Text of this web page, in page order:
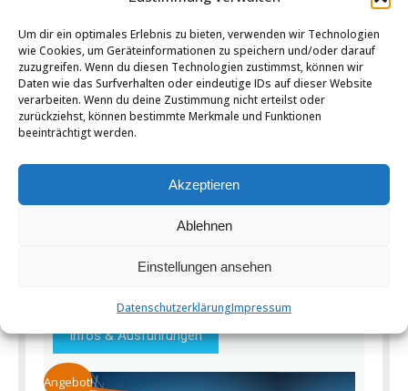
Um dir ein optimales Erlebnis zu bieten, verwenden wir Technologien
wie Cookies, um Geräteinformationen zu speichern und/oder darauf
zuzugreifen. Wenn du diesen Technologien zustimmst, können wir
Daten wie das Surfverhalten oder eindeutige IDs auf dieser Website
verarbeiten. Wenn du deine Zustimmung nicht erteilst oder
zurückziehst, können bestimmte Merkmale und Funktionen
beeinträchtigt werden.
Akzeptieren
Ablehnen
Einstellungen ansehen
DatenschutzerklärungImpressum
GPS-Tracker Battery
Standard (GL505) & GPS-
Tracking Viehortung Basic
Bundle
für 1 Monat
Infos & Ausführungen
Angebot!